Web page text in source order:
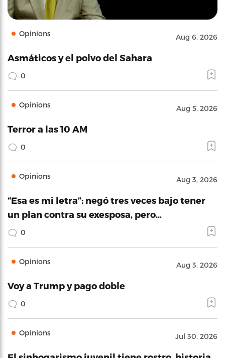
Opinions Aug 6, 2026
Asmáticos y el polvo del Sahara
0
Opinions Aug 5, 2026
Terror a las 10 AM
0
Opinions Aug 3, 2026
“Esa es mi letra”: negó tres veces bajo tener
un plan contra su exesposa, pero…
0
Opinions Aug 3, 2026
Voy a Trump y pago doble
0
Opinions Jul 30, 2026